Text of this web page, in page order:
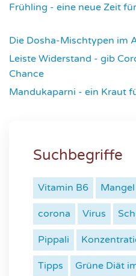
Frühling - eine neue Zeit
Die Dosha-Mischtypen im
Leiste Widerstand - gib
Chance
Mandukaparni - ein Kraut
Suchbegriffe
Vitamin B6 Mangel
corona Virus
Pippali
Tipps Grüne Diät